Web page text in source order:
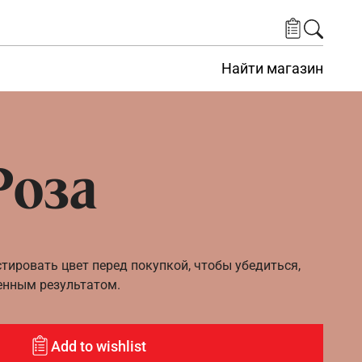
Найти магазин
цвет перед покупкой, чтобы убедиться,
результатом.
Add to wishlist